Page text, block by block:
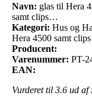
Navn: glas til Hera
samt clips…
Kategori: Hus og
Hera 4500 samt
Producent:
Varenummer: PT-
EAN:
Vurderet til 3.6 ud af